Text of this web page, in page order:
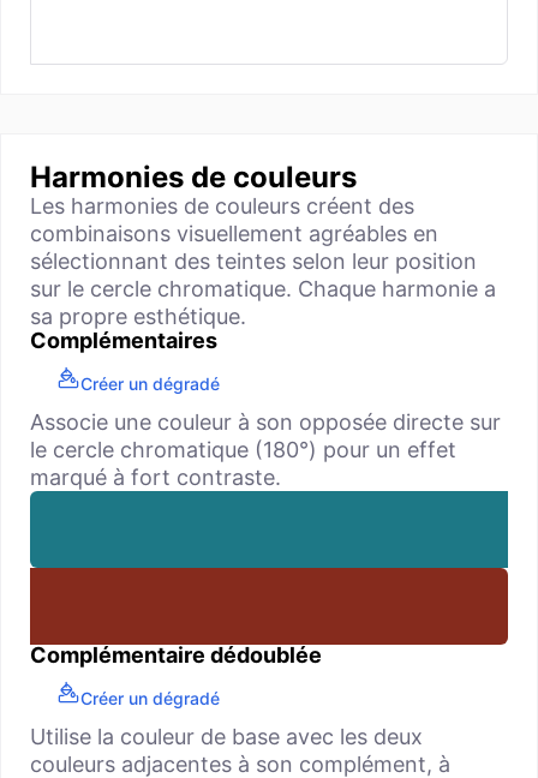
Harmonies de couleurs
Les harmonies de couleurs créent des
combinaisons visuellement agréables en
sélectionnant des teintes selon leur position
sur le cercle chromatique. Chaque harmonie a
sa propre esthétique.
Complémentaires
Créer un dégradé
Associe une couleur à son opposée directe sur
le cercle chromatique (180°) pour un effet
marqué à fort contraste.
Complémentaire dédoublée
Créer un dégradé
Utilise la couleur de base avec les deux
couleurs adjacentes à son complément, à